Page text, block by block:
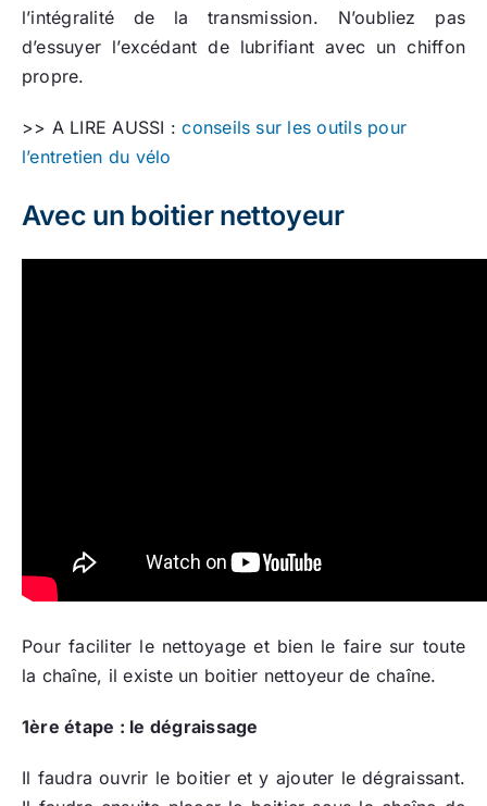
l’intégralité de la transmission. N’oubliez pas
d’essuyer l’excédant de lubrifiant avec un chiffon
propre.
>> A LIRE AUSSI :conseils sur les outils pour
l’entretien du vélo
Avec un boitier nettoyeur
Pour faciliter le nettoyage et bien le faire sur toute
la chaîne, il existe un boitier nettoyeur de chaîne.
1ère étape : le dégraissage
Il faudra ouvrir le boitier et y ajouter le dégraissant.